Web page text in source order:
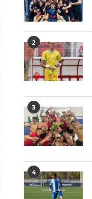
2
3
4